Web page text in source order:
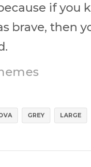
if you
brave, then
GREY LARGE